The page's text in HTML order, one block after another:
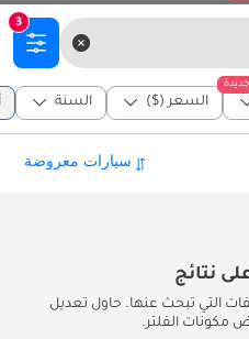
3
جديدة
السعر ($) السنة
نتائج
التي تبحث عنها. حاول تعديل
مكونات الفلتر.